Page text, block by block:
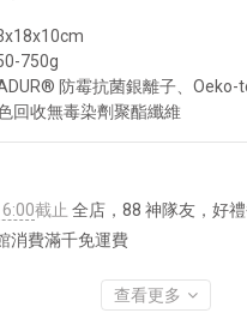
750g
防霉抗菌銀離子、
回收無毒染劑聚酯纖維
截止 全店，88 神隊友，好
消費滿千免運費
查看更多